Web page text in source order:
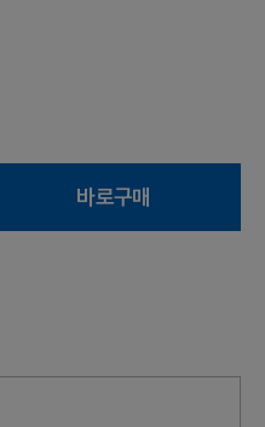
바로구매